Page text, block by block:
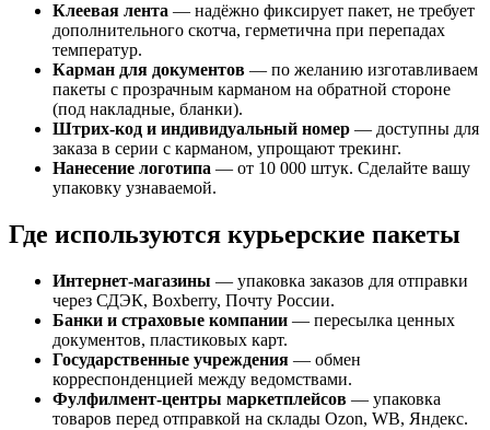
Клеевая лента — надёжно фиксирует пакет, не требует
дополнительного скотча, герметична при перепадах
температур.
Карман для документов — по желанию изготавливаем
пакеты с прозрачным карманом на обратной стороне
(под накладные, бланки).
Штрих-код и индивидуальный номер — доступны для
заказа в серии с карманом, упрощают трекинг.
Нанесение логотипа — от 10 000 штук. Сделайте вашу
упаковку узнаваемой.
Где используются курьерские пакеты
Интернет-магазины — упаковка заказов для отправки
через СДЭК, Boxberry, Почту России.
Банки и страховые компании — пересылка ценных
документов, пластиковых карт.
Государственные учреждения — обмен
корреспонденцией между ведомствами.
Фулфилмент-центры маркетплейсов — упаковка
товаров перед отправкой на склады Ozon, WB, Яндекс.